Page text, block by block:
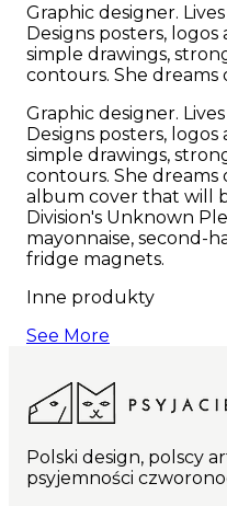
Graphic designer.
Designs posters,
simple drawings,
contours. She dreams
Graphic designer.
Designs posters,
simple drawings,
contours. She dreams
album cover that will
Division's Unknown
mayonnaise, second-
fridge magnets.
Inne produkty
See More
Polski design, polscy
psyjemności